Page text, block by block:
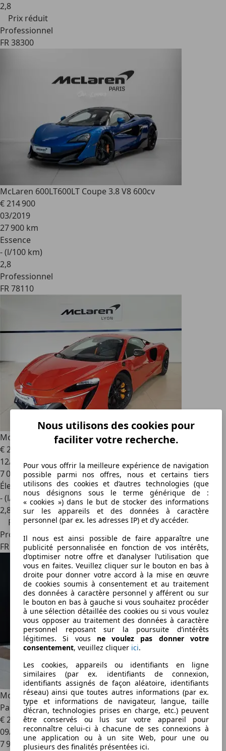
2,8
Prix réduit
Professionnel
FR 38300
McLaren 600LT600LT Coupe 3.8 V8 600cv
€ 214 900
03/2019
27 900 km
Essence
- (l/100 km)
2,8
Professionnel
FR 78110
McLaren ArturaPERFORMANCE V6 3.0 680CH
€ 219 900
12/2024
7 000 km
Électrique/Essence
- (l/100 km)
2,8
Prix réduit
Professionnel
FR 69190
McLaren 720SCoupé 4.0 V8 720ch | Lift Freins Céramique
Pack Carbone Peinture Spéciale À partir de 2890-mois
€ 219 980
09/2017
7 990 km
Nous utilisons des cookies pour
faciliter votre recherche.
Pour vous offrir la meilleure expérience de navigation
possible parmi nos offres, nous et certains tiers
utilisons des cookies et d’autres technologies (que
nous désignons sous le terme générique de :
« cookies ») dans le but de stocker des informations
sur les appareils et des données à caractère
personnel (par ex. les adresses IP) et d’y accéder.
Il nous est ainsi possible de faire apparaître une
publicité personnalisée en fonction de vos intérêts,
d’optimiser notre offre et d’analyser l’utilisation que
vous en faites. Veuillez cliquer sur le bouton en bas à
droite pour donner votre accord à la mise en œuvre
de cookies soumis à consentement et au traitement
des données à caractère personnel y afférent ou sur
le bouton en bas à gauche si vous souhaitez procéder
à une sélection détaillée des cookies ou si vous voulez
vous opposer au traitement des données à caractère
personnel reposant sur la poursuite d’intérêts
légitimes. Si vous ne voulez pas donner votre
consentement, veuillez cliquer ici.
Les cookies, appareils ou identifiants en ligne
similaires (par ex. identifiants de connexion,
identifiants assignés de façon aléatoire, identifiants
réseau) ainsi que toutes autres informations (par ex.
type et informations de navigateur, langue, taille
d’écran, technologies prises en charge, etc.) peuvent
être conservés ou lus sur votre appareil pour
reconnaître celui-ci à chacune de ses connexions à
une application ou à un site Web, pour une ou
plusieurs des finalités présentées ici.